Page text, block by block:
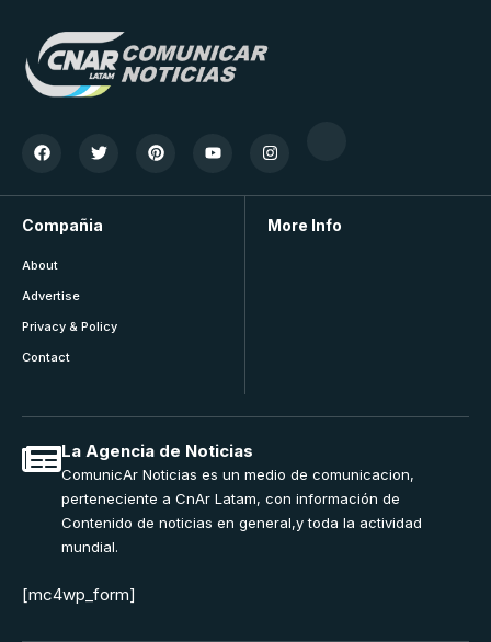
Compañia
About
Advertise
Privacy & Policy
Contact
More Info
La Agencia de Noticias
ComunicAr Noticias es un medio de comunicacion,
perteneciente a CnAr Latam, con información de
Contenido de noticias en general,y toda la actividad
mundial.
[mc4wp_form]